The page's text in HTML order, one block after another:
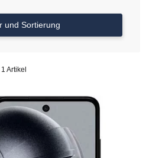
und Sortierung
1 Artikel